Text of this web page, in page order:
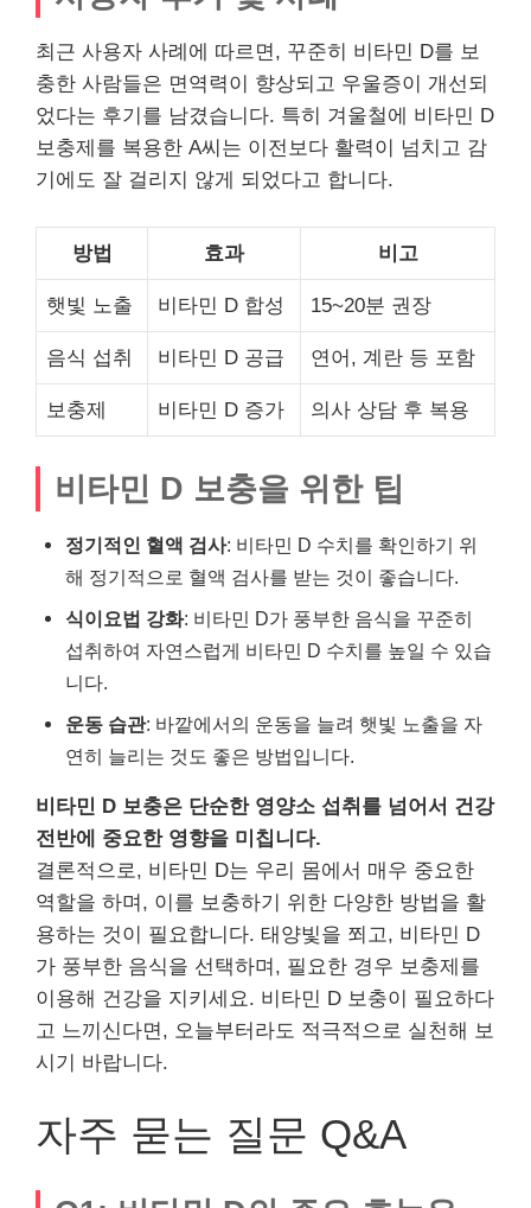
최근 사용자 사례에 따르면, 꾸준히 비타민 D를 보
충한 사람들은 면역력이 향상되고 우울증이 개선되
었다는 후기를 남겼습니다. 특히 겨울철에 비타민 D
보충제를 복용한 A씨는 이전보다 활력이 넘치고 감
기에도 잘 걸리지 않게 되었다고 합니다.
방법 효과 비고
햇빛 노출 비타민 D 합성 15~20분 권장
음식 섭취 비타민 D 공급 연어, 계란 등 포함
보충제 비타민 D 증가 의사 상담 후 복용
비타민 D 보충을 위한 팁
정기적인 혈액 검사: 비타민 D 수치를 확인하기 위
해 정기적으로 혈액 검사를 받는 것이 좋습니다.
식이요법 강화: 비타민 D가 풍부한 음식을 꾸준히
섭취하여 자연스럽게 비타민 D 수치를 높일 수 있습
니다.
운동 습관: 바깥에서의 운동을 늘려 햇빛 노출을 자
연히 늘리는 것도 좋은 방법입니다.
비타민 D 보충은 단순한 영양소 섭취를 넘어서 건강
전반에 중요한 영향을 미칩니다.
결론적으로, 비타민 D는 우리 몸에서 매우 중요한
역할을 하며, 이를 보충하기 위한 다양한 방법을 활
용하는 것이 필요합니다. 태양빛을 쬐고, 비타민 D
가 풍부한 음식을 선택하며, 필요한 경우 보충제를
이용해 건강을 지키세요. 비타민 D 보충이 필요하다
고 느끼신다면, 오늘부터라도 적극적으로 실천해 보
시기 바랍니다.
자주 묻는 질문 Q&A